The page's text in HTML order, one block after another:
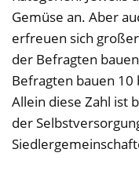
Gemüse an. Aber
erfreuen sich
der Befragten
Befragten bauen 10
Allein diese Zahl ist
der